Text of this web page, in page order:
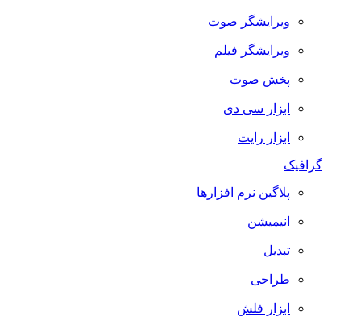
ویرایشگر صوت
ویرایشگر فیلم
پخش صوت
ابزار سی دی
ابزار رایت
گرافیک
پلاگین نرم افزارها
انیمیشن
تبدیل
طراحی
ابزار فلش